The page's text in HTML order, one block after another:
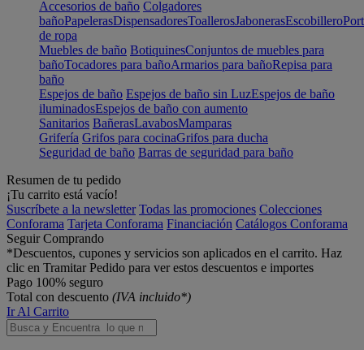
Accesorios de baño Colgadores
bañoPapelerasDispensadoresToallerosJabonerasEscobillero
de ropa
Muebles de baño BotiquinesConjuntos de muebles para
bañoTocadores para bañoArmarios para bañoRepisa para
baño
Espejos de baño Espejos de baño sin LuzEspejos de baño
iluminadosEspejos de baño con aumento
Sanitarios BañerasLavabosMamparas
Grifería Grifos para cocinaGrifos para ducha
Seguridad de baño Barras de seguridad para baño
Resumen de tu pedido
¡Tu carrito está vacío!
Suscríbete a la newsletter Todas las promociones Colecciones
Conforama Tarjeta Conforama Financiación Catálogos Conforama
Seguir Comprando
*Descuentos, cupones y servicios son aplicados en el carrito. Haz
clic en Tramitar Pedido para ver estos descuentos e importes
Pago 100% seguro
Total con descuento (IVA incluido*)
Ir Al Carrito